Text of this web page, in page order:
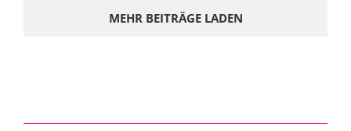
MEHR BEITRÄGE LADEN